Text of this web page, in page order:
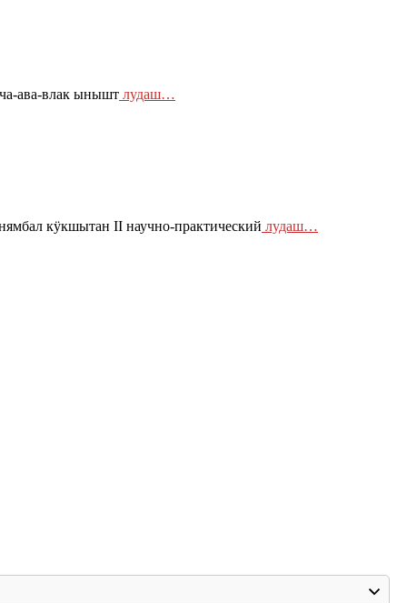
ава-влак ынышт лудаш…
кӱкшытан II научно-практический лудаш…